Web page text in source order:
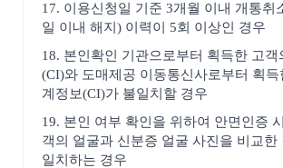
17. 이용신청일 기준 3개월 이내 개통취
일 이내 해지) 이력이 5회 이상인 경우
18. 본인확인 기관으로부터 획득한 고객
(CI)와 도매제공 이동통신사로부터 획득
계정보(CI)가 불일치할 경우
19. 본인 여부 확인을 위하여 안면인증
객의 얼굴과 신분증 얼굴 사진을 비교한
일치하는 경우